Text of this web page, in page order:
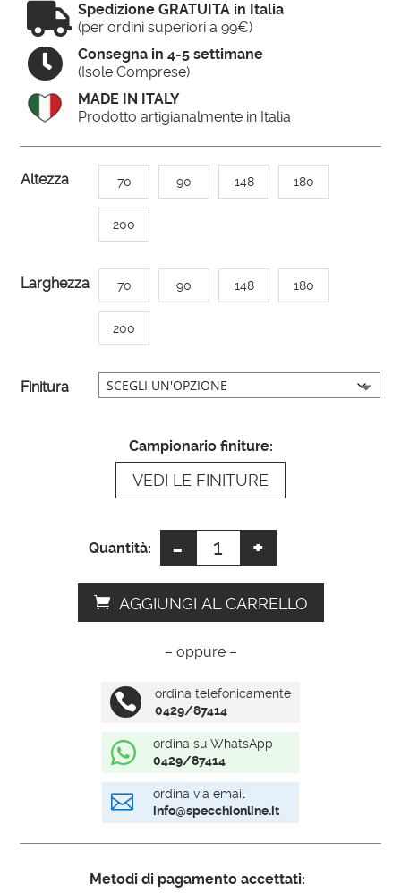
 Spedizione GRATUITA in Italia
(per ordini superiori a 99€)

Consegna in 4-5 settimane
(Isole Comprese)
MADE IN ITALY
Prodotto artigianalmente in Italia
Altezza 70 90 148 180
200
Larghezza 70 90 148 180
200
Finitura
Campionario finiture:
VEDI LE FINITURE
Quantità: -
Cornice
dorata
+
AGGIUNGI AL CARRELLO
A
r
v
– oppure –

ordina telefonicamente
0429/87414

ordina su WhatsApp
0429/87414

ordina via email
info@specchionline.it
Metodi di pagamento accettati: